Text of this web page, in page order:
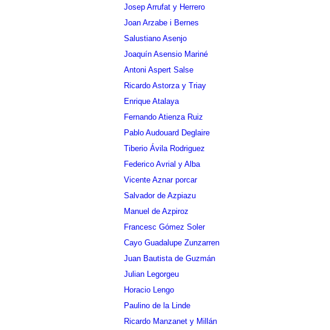
Josep Arrufat y Herrero
Joan Arzabe i Bernes
Salustiano Asenjo
Joaquín Asensio Mariné
Antoni Aspert Salse
Ricardo Astorza y Triay
Enrique Atalaya
Fernando Atienza Ruiz
Pablo Audouard Deglaire
Tiberio Ávila Rodriguez
Federico Avrial y Alba
Vicente Aznar porcar
Salvador de Azpiazu
Manuel de Azpiroz
Francesc Gómez Soler
Cayo Guadalupe Zunzarren
Juan Bautista de Guzmán
Julian Legorgeu
Horacio Lengo
Paulino de la Linde
Ricardo Manzanet y Millán